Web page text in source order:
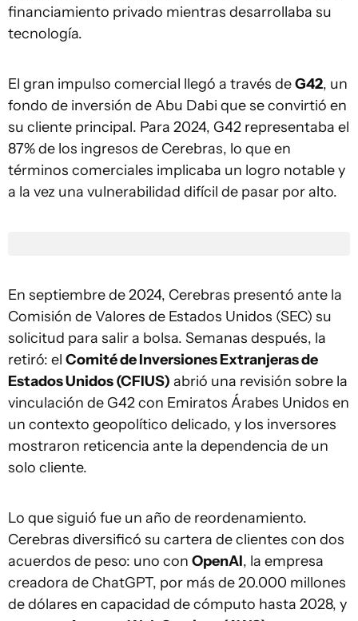
financiamiento privado mientras desarrollaba su
tecnología.
El gran impulso comercial llegó a través deG42, un
fondo de inversión de Abu Dabi que se convirtió en
su cliente principal. Para 2024, G42 representaba el
87% de los ingresos de Cerebras, lo que en
términos comerciales implicaba un logro notable y
a la vez una vulnerabilidad difícil de pasar por alto.
En septiembre de 2024, Cerebras presentó ante la
Comisión de Valores de Estados Unidos (SEC) su
solicitud para salir a bolsa. Semanas después, la
retiró: el Comité de Inversiones Extranjeras de
Estados Unidos (CFIUS) abrió una revisión sobre la
vinculación de G42 con Emiratos Árabes Unidos en
un contexto geopolítico delicado, y los inversores
mostraron reticencia ante la dependencia de un
solo cliente.
Lo que siguió fue un año de reordenamiento.
Cerebras diversificó su cartera de clientes con dos
acuerdos de peso: uno con OpenAI, la empresa
creadora de ChatGPT, por más de 20.000 millones
de dólares en capacidad de cómputo hasta 2028, y